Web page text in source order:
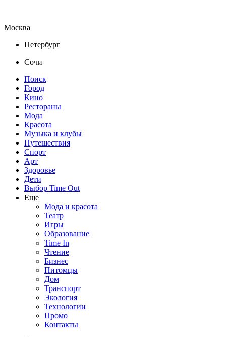
Москва
Петербург
Сочи
Поиск
Город
Кино
Рестораны
Мода
Красота
Музыка и клубы
Путешествия
Спорт
Арт
Здоровье
Дети
Выбор Time Out
Еще
Мода и красота
Театр
Игры
Образование
Time In
Чтение
Бизнес
Питомцы
Дом
Транспорт
Экология
Технологии
Промо
Контакты